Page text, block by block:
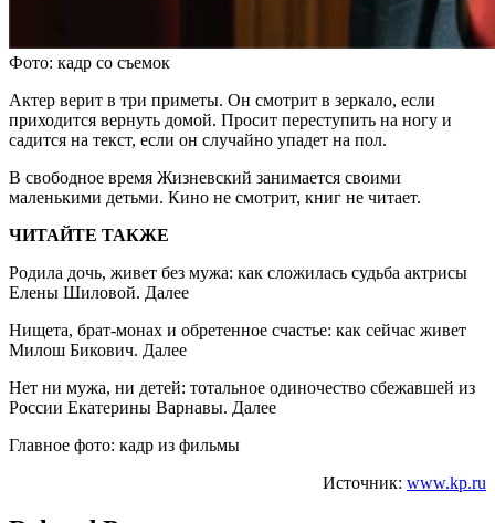
Фото: кадр со съемок
Актер верит в три приметы. Он смотрит в зеркало, если
приходится вернуть домой. Просит переступить на ногу и
садится на текст, если он случайно упадет на пол.
В свободное время Жизневский занимается своими
маленькими детьми. Кино не смотрит, книг не читает.
ЧИТАЙТЕ ТАКЖЕ
Родила дочь, живет без мужа: как сложилась судьба актрисы
Елены Шиловой. Далее
Нищета, брат-монах и обретенное счастье: как сейчас живет
Милош Бикович. Далее
Нет ни мужа, ни детей: тотальное одиночество сбежавшей из
России Екатерины Варнавы. Далее
Главное фото: кадр из фильмы
Источник: www.kp.ru